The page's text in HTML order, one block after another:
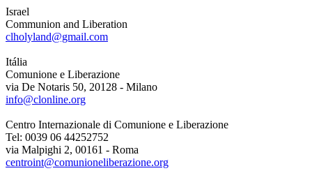
Israel
Communion and Liberation
clholyland@gmail.com
Itália
Comunione e Liberazione
via De Notaris 50, 20128 - Milano
info@clonline.org
Centro Internazionale di Comunione e Liberazione
Tel: 0039 06 44252752
via Malpighi 2, 00161 - Roma
centroint@comunioneliberazione.org